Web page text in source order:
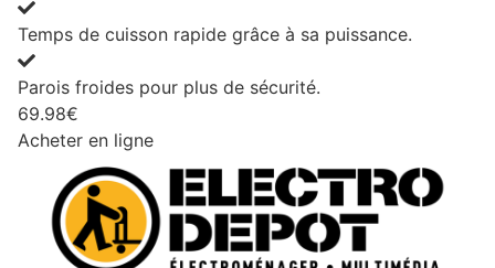
Temps de cuisson rapide grâce à sa puissance.
Parois froides pour plus de sécurité.
69.98€
Acheter en ligne